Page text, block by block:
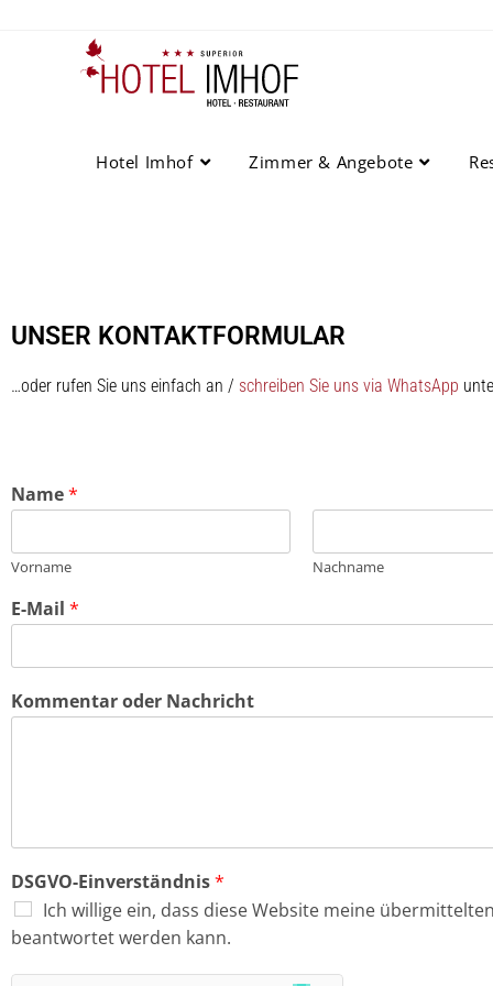
Hotel Imhof Zimmer & Angebote
UNSER KONTAKTFORMULAR
…oder rufen Sie uns einfach an / schreiben Sie uns via WhatsApp
Name*
Vorname Nachname
E-Mail *
Kommentar oder Nachricht
E
-
M
a
l
DSGVO-Einverständnis*
Ich willige ein, dass diese Website meine
beantwortet werden kann.